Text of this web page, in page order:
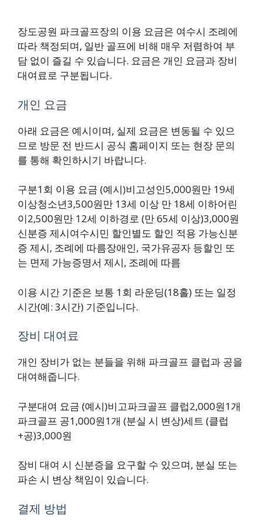
장도공원 파크골프장의 이용 요금은 여수시 조례에
따라 책정되며, 일반 골프에 비해 매우 저렴하여 부
담 없이 즐길 수 있습니다. 요금은 개인 요금과 장비
대여료로 구분됩니다.
개인 요금
아래 요금은 예시이며, 실제 요금은 변동될 수 있으
므로 방문 전 반드시 공식 홈페이지 또는 현장 문의
를 통해 확인하시기 바랍니다.
구분1회 이용 요금 (예시)비고성인5,000원만 19세
이상청소년3,500원만 13세 이상 만 18세 이하어린
이2,500원만 12세 이하경로 (만 65세 이상)3,000원
신분증 제시여수시민 할인별도 할인 적용 가능신분
증 제시, 조례에 따름장애인, 국가유공자 등할인 또
는 면제 가능증명서 제시, 조례에 따름
이용 시간 기준은 보통 1회 라운딩(18홀) 또는 일정
시간(예: 3시간) 기준입니다.
장비 대여료
개인 장비가 없는 분들을 위해 파크골프 클럽과 공을
대여해줍니다.
구분대여 요금 (예시)비고파크골프 클럽2,000원1개
파크골프 공1,000원1개 (분실 시 변상)세트 (클럽
+공)3,000원
장비 대여 시 신분증을 요구할 수 있으며, 분실 또는
파손 시 변상 책임이 있습니다.
결제 방법